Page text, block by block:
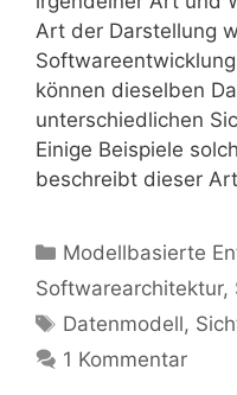
Art der Darstellung
können dieselben
unterschiedlichen
Einige Beispiele
beschreibt dieser
Kategorien
Modellbasierte
Softwarearchitektur,
Schlagwörter
Datenmodell,
1 Kommentar